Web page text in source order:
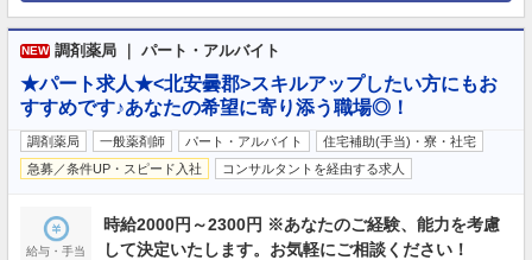
NEW 調剤薬局 ｜ パート・アルバイト
★パート求人★<北安曇郡>スキルアップしたい方にもお
すすめです♪あなたの希望に寄り添う職場◎！
調剤薬局 一般薬剤師 パート・アルバイト
住宅補助(手当)・寮・社宅
急募／条件UP・スピード入社
コンサルタントを経由する求人
給与・手当
時給2000円～2300円 ※あなたのご経験、能力を考慮
して決定いたします。お気軽にご相談ください！